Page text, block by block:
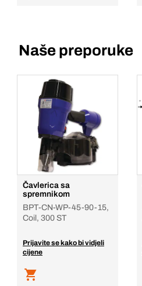
Naše preporuke
Čavlerica sa
spremnikom
BPT-CN-WP-45-90-15,
Coil, 300 ST
Prijavite se kako bi vidjeli
cijene